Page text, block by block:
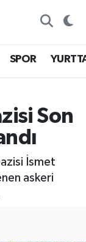
SPOR
Son
İsmet
askeri